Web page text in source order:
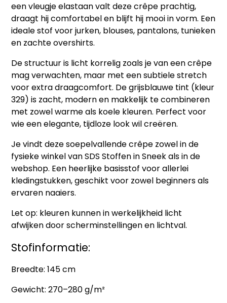
een vleugje elastaan valt deze crêpe prachtig,
draagt hij comfortabel en blijft hij mooi in vorm. Een
ideale stof voor jurken, blouses, pantalons, tunieken
en zachte overshirts.
De structuur is licht korrelig zoals je van een crêpe
mag verwachten, maar met een subtiele stretch
voor extra draagcomfort. De grijsblauwe tint (kleur
329) is zacht, modern en makkelijk te combineren
met zowel warme als koele kleuren. Perfect voor
wie een elegante, tijdloze look wil creëren.
Je vindt deze soepelvallende crêpe zowel in de
fysieke winkel vanSDS Stoffen in Sneekals in de
webshop. Een heerlijke basisstof voor allerlei
kledingstukken, geschikt voor zowel beginners als
ervaren naaiers.
Let op: kleuren kunnen in werkelijkheid licht
afwijken door scherminstellingen en lichtval.
Stofinformatie:
Breedte: 145 cm
Gewicht: 270–280 g/m²